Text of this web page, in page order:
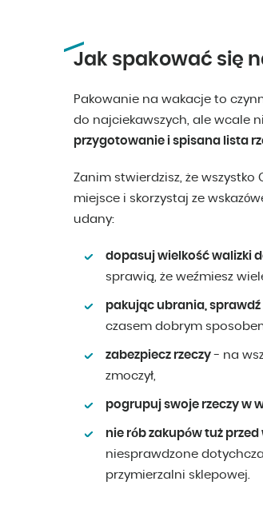
Jak spakować się
Pakowanie na wakacje to
do najciekawszych, ale wcale
przygotowanie i spisana lista
Zanim stwierdzisz, że
miejsce i skorzystaj ze
udany:
dopasuj wielkość walizki
sprawią, że weźmiesz
pakując ubrania, sprawdź
czasem dobrym
zabezpiecz rzeczy - na
zmoczył,
pogrupuj swoje rzeczy w
nie rób zakupów tuż
niesprawdzone
przymierzalni sklepowej.